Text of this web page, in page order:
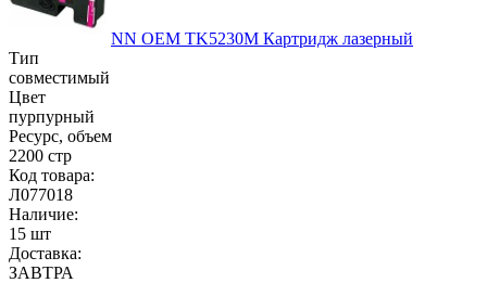
NN OEM TK5230M Картридж лазерный
Тип
совместимый
Цвет
пурпурный
Ресурс, объем
2200 стр
Код товара:
Л077018
Наличие:
15 шт
Доставка:
ЗАВТРА